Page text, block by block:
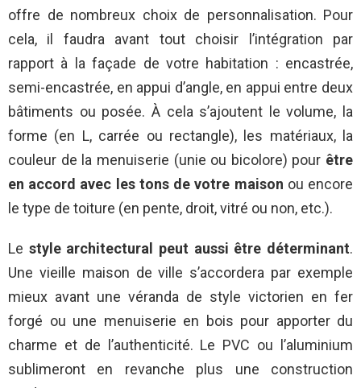
offre de nombreux choix de personnalisation. Pour
cela, il faudra avant tout choisir l’intégration par
rapport à la façade de votre habitation : encastrée,
semi-encastrée, en appui d’angle, en appui entre deux
bâtiments ou posée. À cela s’ajoutent le volume, la
forme (en L, carrée ou rectangle), les matériaux, la
couleur de la menuiserie (unie ou bicolore) pour être
en accord avec les tons de votre maison ou encore
le type de toiture (en pente, droit, vitré ou non, etc.).
Le style architectural peut aussi être déterminant.
Une vieille maison de ville s’accordera par exemple
mieux avant une véranda de style victorien en fer
forgé ou une menuiserie en bois pour apporter du
charme et de l’authenticité. Le PVC ou l’aluminium
sublimeront en revanche plus une construction